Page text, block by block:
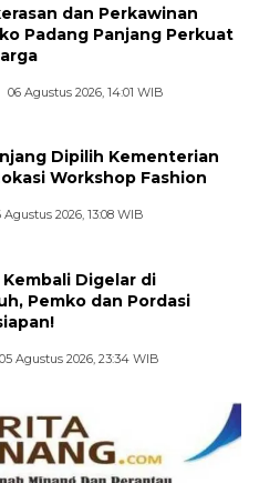
dan Perkawinan
Padang Panjang Perkuat
06 Agustus 2026, 14:01 WIB
Dipilih Kementerian
Workshop Fashion
Agustus 2026, 13:08 WIB
Kembali Digelar di
Pemko dan Pordasi
05 Agustus 2026, 23:34 WIB